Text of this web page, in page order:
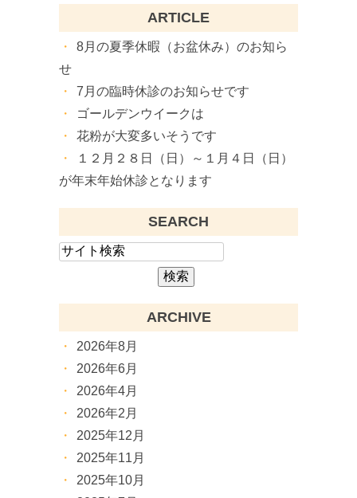
ARTICLE
8月の夏季休暇（お盆休み）のお知ら
せ
7月の臨時休診のお知らせです
ゴールデンウイークは
花粉が大変多いそうです
１２月２８日（日）～１月４日（日）
が年末年始休診となります
SEARCH
ARCHIVE
2026年8月
2026年6月
2026年4月
2026年2月
2025年12月
2025年11月
2025年10月